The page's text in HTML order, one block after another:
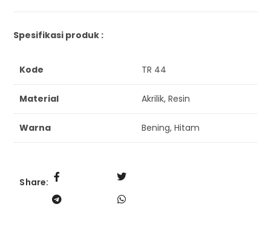
Spesifikasi produk :
Kode TR 44
Material Akrilik, Resin
Warna Bening, Hitam
Share: